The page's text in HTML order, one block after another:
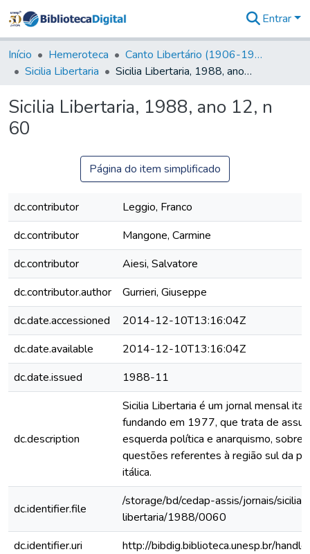
&
Coleções
Tudo na
Digital
Entrar
Início Hemeroteca
Canto Libertário (1906-1995)
Sicilia Libertaria
Sicilia Libertaria, 1988, ano 12, n 60
Sicilia Libertaria, 1988, ano 12, n
60
Página do item simplificado
dc.contributor
Leggio, Franco
dc.contributor
Mangone, Carmine
dc.contributor
Aiesi, Salvatore
dc.contributor.author
Gurrieri, Giuseppe
dc.date.accessioned
2014-12-10T13:16:04Z
dc.date.available
2014-12-10T13:16:04Z
dc.date.issued
1988-11
dc.description
Sicilia Libertaria é um jornal mensal
fundando em 1977, que trata de
esquerda política e anarquismo,
questões referentes à região sul da
itálica.
dc.identifier.file
/storage/bd/cedap-assis/jornais/sicilia-
libertaria/1988/0060
dc.identifier.uri
http://bibdig.biblioteca.unesp.br/